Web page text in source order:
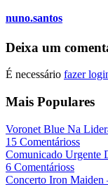
nuno.santos
Deixa um
É necessário fazer
Mais Populares
Voronet Blue Na
15 Comentárioss
Comunicado Urgente
6 Comentárioss
Concerto Iron